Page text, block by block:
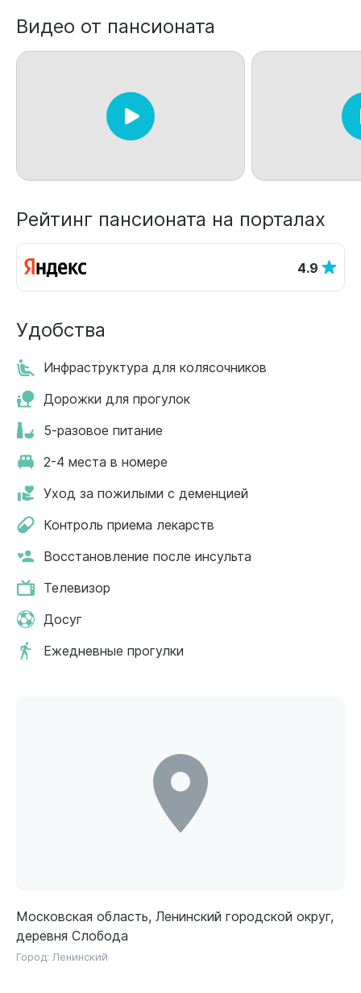
Видео от пансионата
Рейтинг пансионата на порталах
4.9
Удобства
Инфраструктура для колясочников
Дорожки для прогулок
5-разовое питание
2-4 места в номере
Уход за пожилыми с деменцией
Контроль приема лекарств
Восстановление после инсульта
Телевизор
Досуг
Ежедневные прогулки
Московская область, Ленинский городской округ,
деревня Слобода
Город: Ленинский